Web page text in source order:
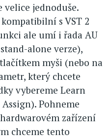
velice jednoduše.
s VST 2
ale umí i řada AU
alone verze),
myši (nebo na
který chcete
vybereme Learn
Pohneme
zařízení
chceme tento